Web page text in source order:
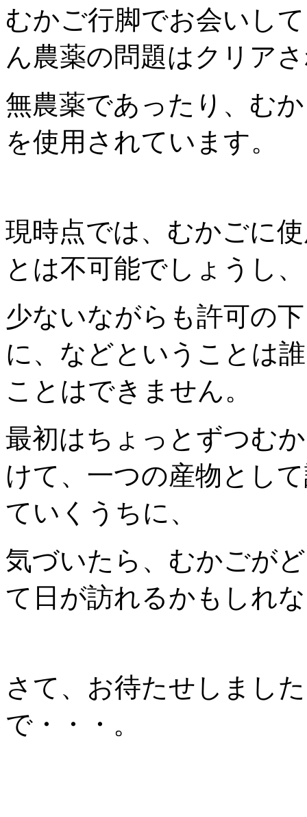
むかご行脚でお会いし
ん農薬の問題はクリア
無農薬であったり、む
を使用されています。
現時点では、むかごに
とは不可能でしょうし、
少ないながらも許可の
に、などということは
ことはできません。
最初はちょっとずつむ
けて、一つの産物とし
ていくうちに、
気づいたら、むかごが
て日が訪れるかもしれ
さて、お待たせしまし
で・・・。